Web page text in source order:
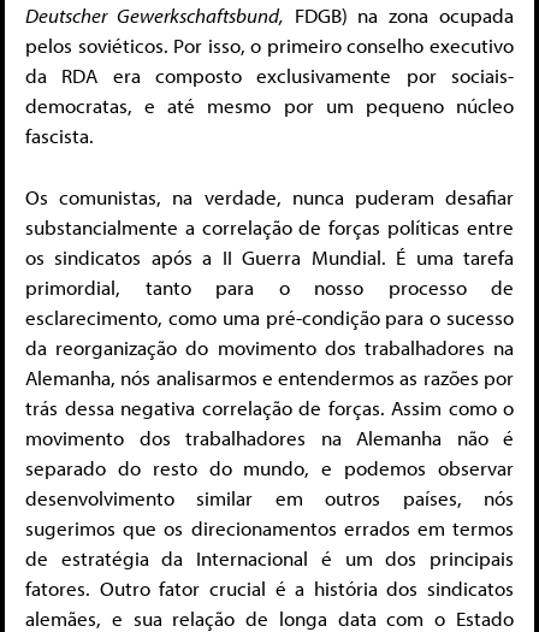
Deutscher Gewerkschaftsbund, FDGB) na zona ocupada
pelos soviéticos. Por isso, o primeiro conselho executivo
da RDA era composto exclusivamente por sociais-
democratas, e até mesmo por um pequeno núcleo
fascista.
Os comunistas, na verdade, nunca puderam desafiar
substancialmente a correlação de forças políticas entre
os sindicatos após a II Guerra Mundial. É uma tarefa
primordial, tanto para o nosso processo de
esclarecimento, como uma pré-condição para o sucesso
da reorganização do movimento dos trabalhadores na
Alemanha, nós analisarmos e entendermos as razões por
trás dessa negativa correlação de forças. Assim como o
movimento dos trabalhadores na Alemanha não é
separado do resto do mundo, e podemos observar
desenvolvimento similar em outros países, nós
sugerimos que os direcionamentos errados em termos
de estratégia da Internacional é um dos principais
fatores. Outro fator crucial é a história dos sindicatos
alemães, e sua relação de longa data com o Estado